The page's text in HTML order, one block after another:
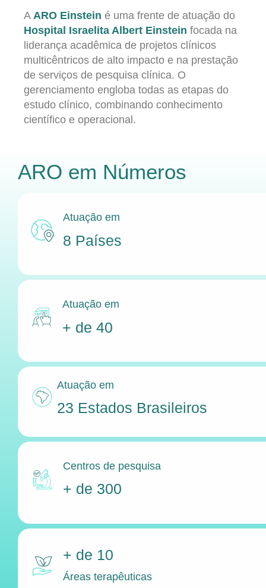
A ARO Einstein é uma frente de atuação do
Hospital Israelita Albert Einstein focada na
liderança acadêmica de projetos clínicos
multicêntricos de alto impacto e na prestação
de serviços de pesquisa clínica. O
gerenciamento engloba todas as etapas do
estudo clínico, combinando conhecimento
científico e operacional.
ARO em Números
Atuação em
8 Países
Atuação em
+ de 40
Atuação em
23 Estados Brasileiros
Centros de pesquisa
+ de 300
+ de 10
Áreas terapêuticas